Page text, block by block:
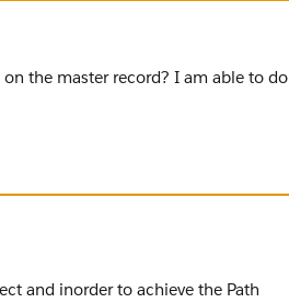
the master record? I am able to do
and inorder to achieve the Path